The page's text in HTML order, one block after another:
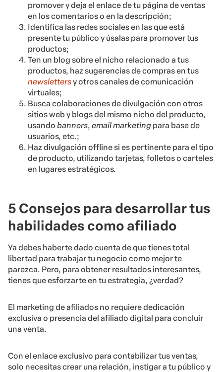
promover y deja el enlace de tu página de ventas
en los comentarios o en la descripción;
Identifica las redes sociales en las que está
presente tu público y úsalas para promover tus
productos;
Ten un blog sobre el nicho relacionado a tus
productos, haz sugerencias de compras en tus
newslettersy otros canales de comunicación
virtuales;
Busca colaboraciones de divulgación con otros
sitios web y blogs del mismo nicho del producto,
usando banners, email marketing para base de
usuarios, etc.;
Haz divulgación offline si es pertinente para el tipo
de producto, utilizando tarjetas, folletos o carteles
en lugares estratégicos.
5 Consejos para desarrollar tus
habilidades como afiliado
Ya debes haberte dado cuenta de que tienes total
libertad para trabajar tu negocio como mejor te
parezca. Pero, para obtener resultados interesantes,
tienes que esforzarte en tu estrategia, ¿verdad?
El marketing de afiliados no requiere dedicación
exclusiva o presencia del afiliado digital para concluir
una venta.
Con el enlace exclusivo para contabilizar tus ventas,
solo necesitas crear una relación, instigar a tu público y